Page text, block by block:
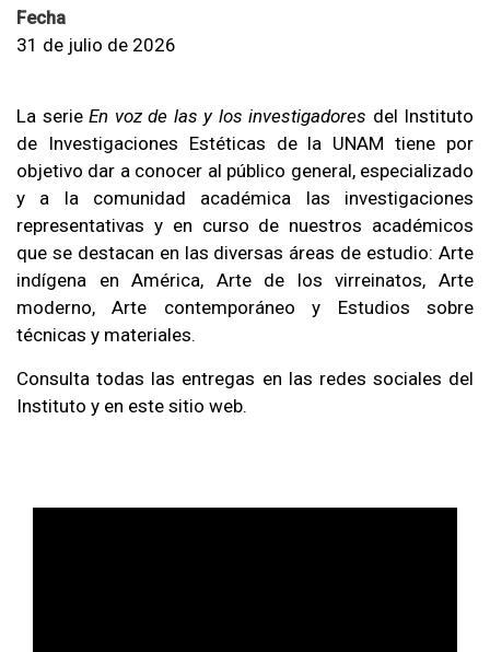
Fecha
31 de julio de 2026
La serie En voz de las y los investigadores del Instituto
de Investigaciones Estéticas de la UNAM tiene por
objetivo dar a conocer al público general, especializado
y a la comunidad académica las investigaciones
representativas y en curso de nuestros académicos
que se destacan en las diversas áreas de estudio: Arte
indígena en América, Arte de los virreinatos, Arte
moderno, Arte contemporáneo y Estudios sobre
técnicas y materiales.
Consulta todas las entregas en las redes sociales del
Instituto y en este sitio web.